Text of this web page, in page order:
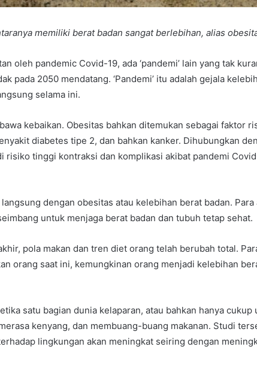
memiliki berat badan sangat berlebihan, alias
oleh pandemic Covid-19, ada ‘pandemi’ lain yang tak
pada 2050 mendatang. ‘Pandemi’ itu adalah gejala
selama ini.
kebaikan. Obesitas bahkan ditemukan sebagai faktor
diabetes tipe 2, dan bahkan kanker. Dihubungkan
risiko tinggi kontraksi dan komplikasi akibat pandemi
dengan obesitas atau kelebihan berat badan. Para
untuk menjaga berat badan dan tubuh tetap sehat.
pola makan dan tren diet orang telah berubah total.
orang saat ini, kemungkinan orang menjadi kelebihan
satu bagian dunia kelaparan, atau bahkan hanya cukup
kenyang, dan membuang-buang makanan. Studi
lingkungan akan meningkat seiring dengan